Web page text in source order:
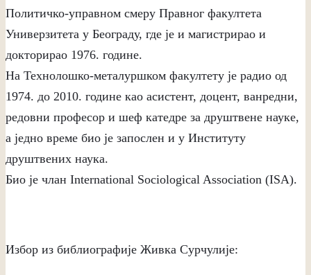
Политичко-управном смеру Правног факултета
Универзитета у Београду, где је и магистрирао и
докторирао 1976. године.
На Технолошко-металуршком факултету је радио од
1974. до 2010. године као асистент, доцент, ванредни,
редовни професор и шеф катедре за друштвене науке,
а једно време био је запослен и у Институту
друштвених наука.
Био је члан International Sociological Association (ISA).
Избор из библиографије Живка Сурчулије: